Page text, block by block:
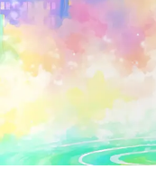
Precure
porque
hasta
las
heroínas
crecen